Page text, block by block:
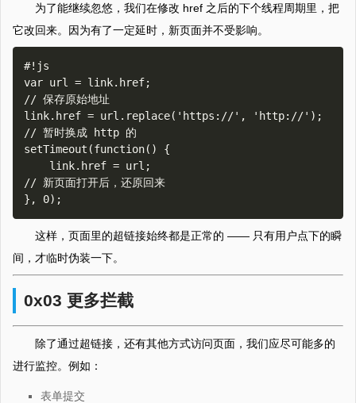
为了能继续忽悠，我们在修改 href 之后的下个线程周期里，把
它改回来。因为有了一定延时，新页面并不受影响。
#!js
var url = link.href;
// 保存原始地址
link.href = url.replace('https://', 'http://');
// 暂时换成 http 的
setTimeout(function() {
// 新页面打开后，还原回来
这样，页面里的超链接始终都是正常的 —— 只有用户点下的瞬
间，才临时伪装一下。
0x03 更多拦截
除了通过超链接，还有其他方式访问页面，我们应尽可能多的
进行监控。例如：
表单提交